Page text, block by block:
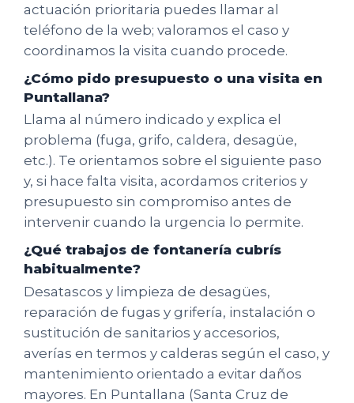
actuación prioritaria puedes llamar al
teléfono de la web; valoramos el caso y
coordinamos la visita cuando procede.
¿Cómo pido presupuesto o una visita en
Puntallana?
Llama al número indicado y explica el
problema (fuga, grifo, caldera, desagüe,
etc.). Te orientamos sobre el siguiente paso
y, si hace falta visita, acordamos criterios y
presupuesto sin compromiso antes de
intervenir cuando la urgencia lo permite.
¿Qué trabajos de fontanería cubrís
habitualmente?
Desatascos y limpieza de desagües,
reparación de fugas y grifería, instalación o
sustitución de sanitarios y accesorios,
averías en termos y calderas según el caso, y
mantenimiento orientado a evitar daños
mayores. En Puntallana (Santa Cruz de